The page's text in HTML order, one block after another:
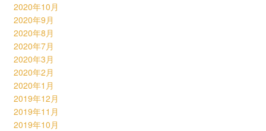
2020年10月
2020年9月
2020年8月
2020年7月
2020年3月
2020年2月
2020年1月
2019年12月
2019年11月
2019年10月